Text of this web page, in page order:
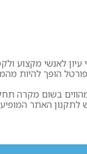
לאנשי מקצוע
הופך להיות
בשום מקרה
האתר המופיע